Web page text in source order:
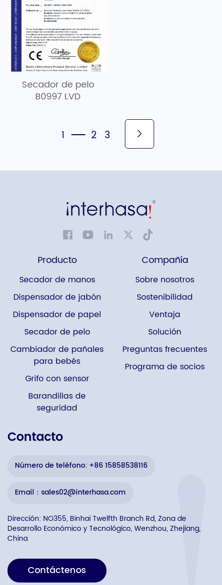
Secador de pelo
B0997 LVD
1 2 3
Producto
Secador de manos
Dispensador de jabón
Dispensador de papel
Secador de pelo
Cambiador de pañales
para bebés
Grifo con sensor
Barandillas de
seguridad
Compañía
Sobre nosotros
Sostenibilidad
Ventaja
Solución
Preguntas frecuentes
Programa de socios
Contacto
Número de teléfono: +86 15858538116
Email：sales02@interhasa.com
Dirección: NO355, Binhai Twelfth Branch Rd, Zona de
Desarrollo Económico y Tecnológico, Wenzhou, Zhejiang,
China
Contáctenos